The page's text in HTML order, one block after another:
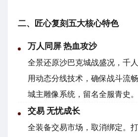
二、匠心复刻五大核心特色
万人同屏 热血攻沙
全景还原沙巴克城战盛况，千
用动态分线技术，确保战斗流
城主雕像系统，留名全服青史。
交易 无忧成长
全装备交易市场，取消绑定。